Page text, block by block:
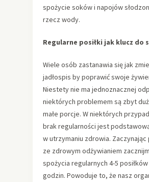
spożycie soków i napojów
rzecz wody.
Regularne posiłki jak klucz do
Wiele osób zastanawia się jak
jadłospis by poprawić swoje
Niestety nie ma jednoznacznej
niektórych problemem są zbyt
małe porcje. W niektórych
brak regularności jest
w utrzymaniu zdrowia.
ze zdrowym odżywianiem
spożycia regularnych 4-5
godzin. Powoduje to, że nasz